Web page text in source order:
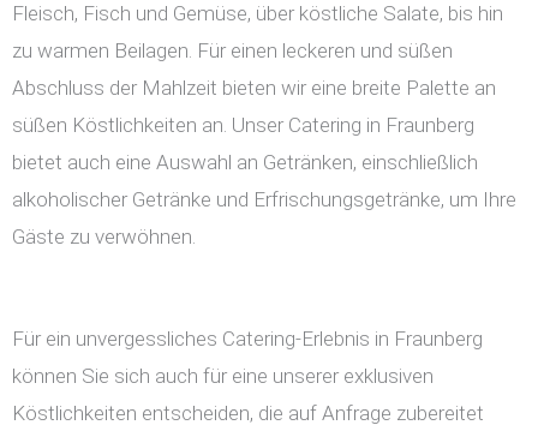
Fleisch, Fisch und Gemüse, über köstliche Salate, bis hin
zu warmen Beilagen. Für einen leckeren und süßen
Abschluss der Mahlzeit bieten wir eine breite Palette an
süßen Köstlichkeiten an. Unser Catering in Fraunberg
bietet auch eine Auswahl an Getränken, einschließlich
alkoholischer Getränke und Erfrischungsgetränke, um Ihre
Gäste zu verwöhnen.
Für ein unvergessliches Catering-Erlebnis in Fraunberg
können Sie sich auch für eine unserer exklusiven
Köstlichkeiten entscheiden, die auf Anfrage zubereitet